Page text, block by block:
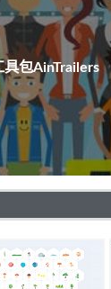
包AinTrailers